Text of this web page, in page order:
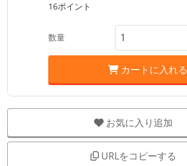
16ポイント
数量
カートに入れる
お気に入り追加
URLをコピーする